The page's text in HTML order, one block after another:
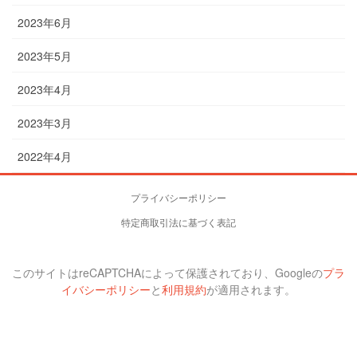
2023年6月
2023年5月
2023年4月
2023年3月
2022年4月
プライバシーポリシー
特定商取引法に基づく表記
このサイトはreCAPTCHAによって保護されており、Googleのプラ
イバシーポリシーと利用規約が適用されます。